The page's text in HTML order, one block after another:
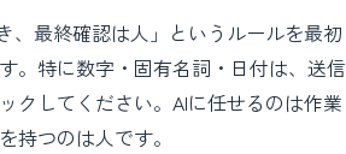
、最終確認は人」というルールを最初
。特に数字・固有名詞・日付は、送信
クしてください。AIに任せるのは作業
持つのは人です。